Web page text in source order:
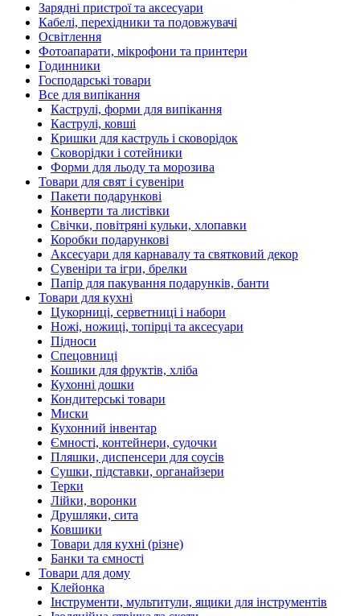
Зарядні пристрої та аксесуари
Кабелі, перехідники та подовжувачі
Освітлення
Фотоапарати, мікрофони та принтери
Годинники
Господарські товари
Все для випікання
Каструлі, форми для випікання
Каструлі, ковші
Кришки для каструль і сковорідок
Сковорідки і сотейники
Форми для льоду та морозива
Товари для свят і сувеніри
Пакети подарункові
Конверти та листівки
Свічки, повітряні кульки, хлопавки
Коробки подарункові
Аксесуари для карнавалу та святковий декор
Сувеніри та ігри, брелки
Папір для пакування подарунків, банти
Товари для кухні
Цукорниці, серветниці і набори
Ножі, ножиці, топірці та аксесуари
Підноси
Спецовниці
Кошики для фруктів, хліба
Кухонні дошки
Кондитерські товари
Миски
Кухонний інвентар
Ємності, контейнери, судочки
Пляшки, диспенсери для соусів
Сушки, підставки, органайзери
Терки
Лійки, воронки
Друшляки, сита
Ковшики
Товари для кухні (різне)
Банки та ємності
Товари для дому
Клейонка
Інструменти, мультитули, ящики для інструментів